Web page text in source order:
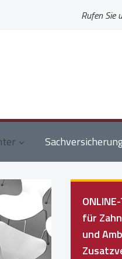
Rufen Sie
für
und